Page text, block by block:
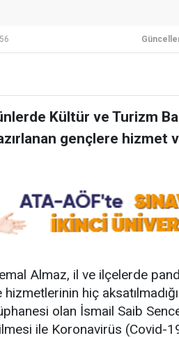
Kültür ve Turizm
gençlere hizmet
Almaz, il ve ilçelerde
hiç
olan İsmail Saib
ile Koronavirüs (Covid-